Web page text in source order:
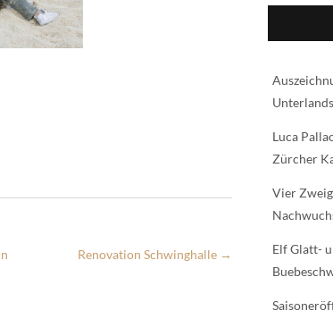
Renovation Schwinghalle →
Luca
Zürcher
Vier
Elf Glatt-